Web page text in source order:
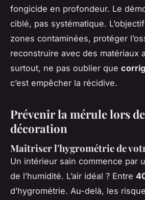
fongicide en profondeur. Le
ciblé, pas systématique.
zones contaminées, protéger
reconstruire avec des matériaux
surtout, ne pas oublier que
c’est empêcher la récidive.
Prévenir la mérule lors
décoration
Maîtriser l'hygrométrie de
Un intérieur sain commence par
de l’humidité. L’air idéal ? Entre
d’hygrométrie. Au-delà, les